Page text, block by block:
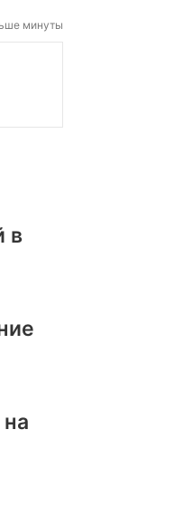
минуты
в